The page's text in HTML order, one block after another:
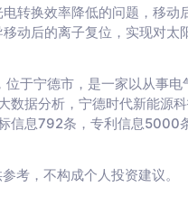
转换效率降低的问题，移动
动后的离子复位，实现对太
于宁德市，是一家以从事电
据分析，宁德时代新能源科
信息792条，专利信息5000
考，不构成个人投资建议。